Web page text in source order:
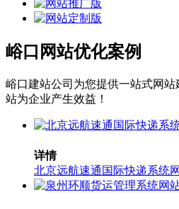
峪口网站优化案例
峪口建站公司为您提供一站式网
站为企业产生效益！
详情
北京远航速通国际快递系统